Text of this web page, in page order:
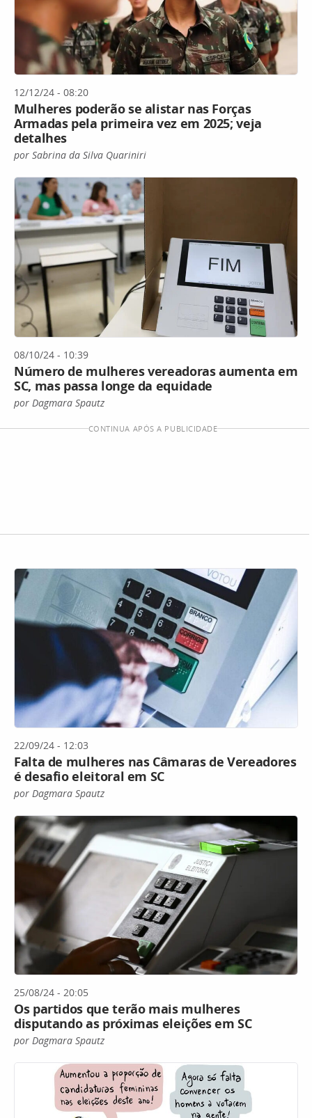
12/12/24 - 08:20
Mulheres poderão se alistar nas Forças
Armadas pela primeira vez em 2025; veja
detalhes
por Sabrina da Silva Quariniri
08/10/24 - 10:39
Número de mulheres vereadoras aumenta em
SC, mas passa longe da equidade
por Dagmara Spautz
CONTINUA APÓS A PUBLICIDADE
22/09/24 - 12:03
Falta de mulheres nas Câmaras de Vereadores
é desafio eleitoral em SC
por Dagmara Spautz
25/08/24 - 20:05
Os partidos que terão mais mulheres
disputando as próximas eleições em SC
por Dagmara Spautz